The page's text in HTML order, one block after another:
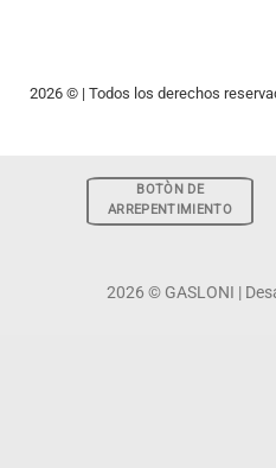
2026 © | Todos los derechos
BOTÒN DE
ARREPENTIMIENTO
2026 © GASLONI |